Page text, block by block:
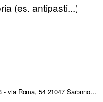
(es. antipasti...)
Smart Touch srl - P.IVA IT-03357540123 - via Roma, 54 21047 Saronno (VA) ITALY